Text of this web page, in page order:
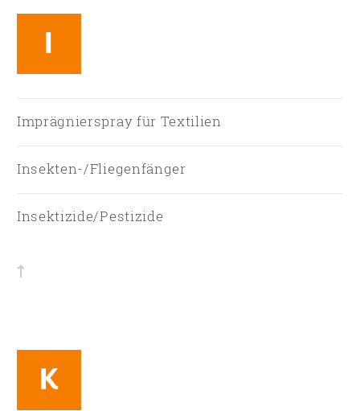
I
Imprägnierspray für Textilien
Insekten-/Fliegenfänger
Insektizide/Pestizide
K